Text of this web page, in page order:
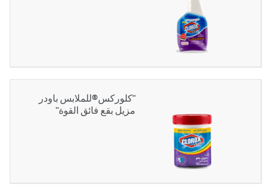
"كلوركس®للملابس باودر
مزيل بقع فائق القوة"